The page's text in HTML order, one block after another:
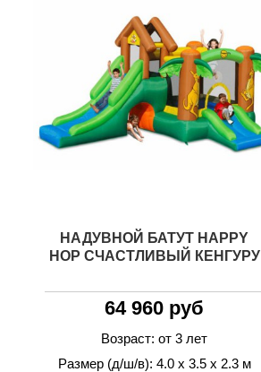
НАДУВНОЙ БАТУТ HAPPY
HOP СЧАСТЛИВЫЙ КЕНГУРУ
64 960 руб
Возраст: от 3 лет
Размер (д/ш/в): 4.0 х 3.5 х 2.3 м